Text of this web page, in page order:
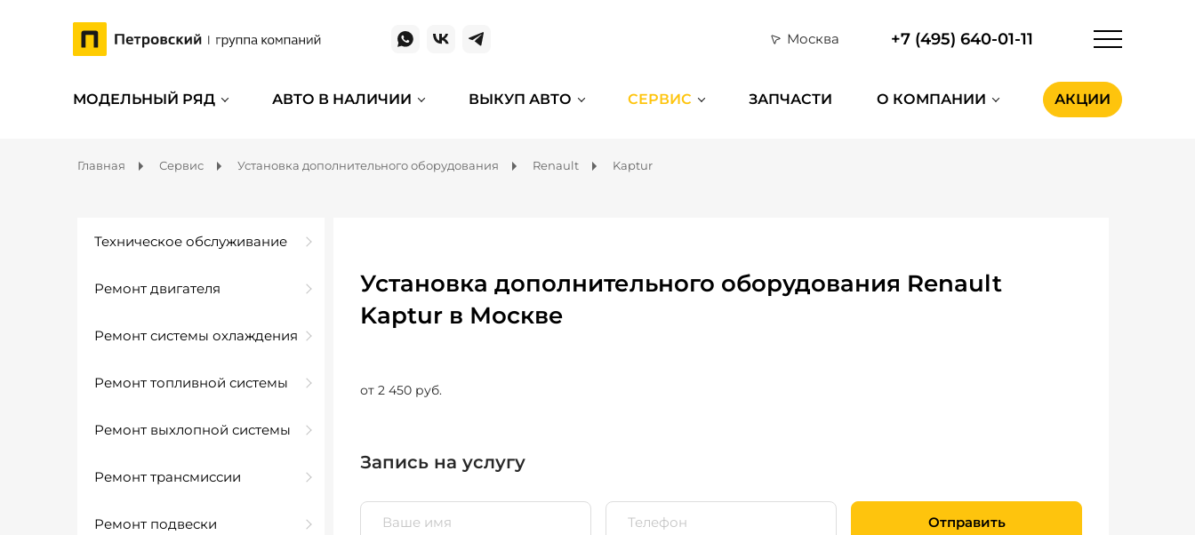
Москва +7 (495) 640-01-11
МОДЕЛЬНЫЙ РЯД АВТО В НАЛИЧИИ ВЫКУП АВТО СЕРВИС ЗАПЧАСТИ О КОМПАНИИ АКЦИИ
Главная Сервис Установка дополнительного оборудования Renault Kaptur
Техническое обслуживание
Ремонт двигателя
Ремонт системы охлаждения
Ремонт топливной системы
Ремонт выхлопной системы
Ремонт трансмиссии
Ремонт подвески
Установка дополнительного оборудования Renault
Kaptur в Москве
от 2 450 руб.
Запись на услугу
Отправить